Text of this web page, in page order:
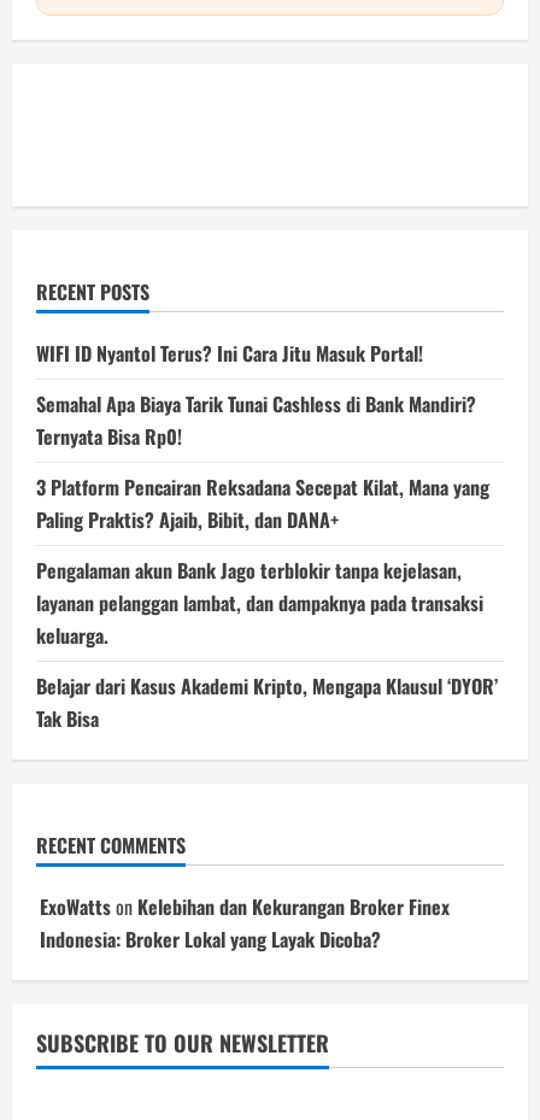
RECENT POSTS
WIFI ID Nyantol Terus? Ini Cara Jitu Masuk Portal!
Semahal Apa Biaya Tarik Tunai Cashless di Bank Mandiri?
Ternyata Bisa Rp0!
3 Platform Pencairan Reksadana Secepat Kilat, Mana yang
Paling Praktis? Ajaib, Bibit, dan DANA+
Pengalaman akun Bank Jago terblokir tanpa kejelasan,
layanan pelanggan lambat, dan dampaknya pada transaksi
keluarga.
Belajar dari Kasus Akademi Kripto, Mengapa Klausul ‘DYOR’
Tak Bisa
RECENT COMMENTS
ExoWattson Kelebihan dan Kekurangan Broker Finex
Indonesia: Broker Lokal yang Layak Dicoba?
SUBSCRIBE TO OUR NEWSLETTER